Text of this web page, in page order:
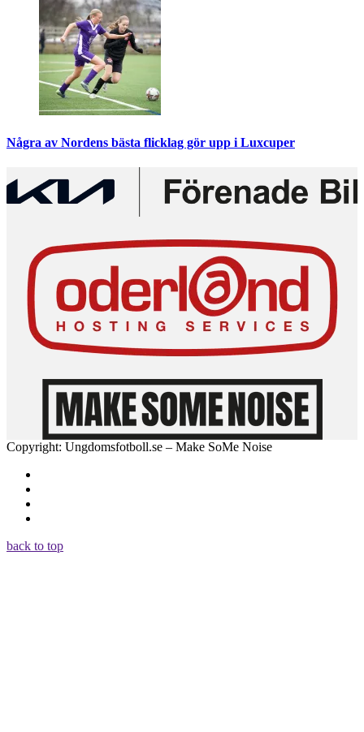
Några av Nordens bästa flicklag gör upp i Luxcuper
Copyright: Ungdomsfotboll.se – Make SoMe Noise
back to top